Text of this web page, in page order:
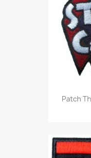
Patch